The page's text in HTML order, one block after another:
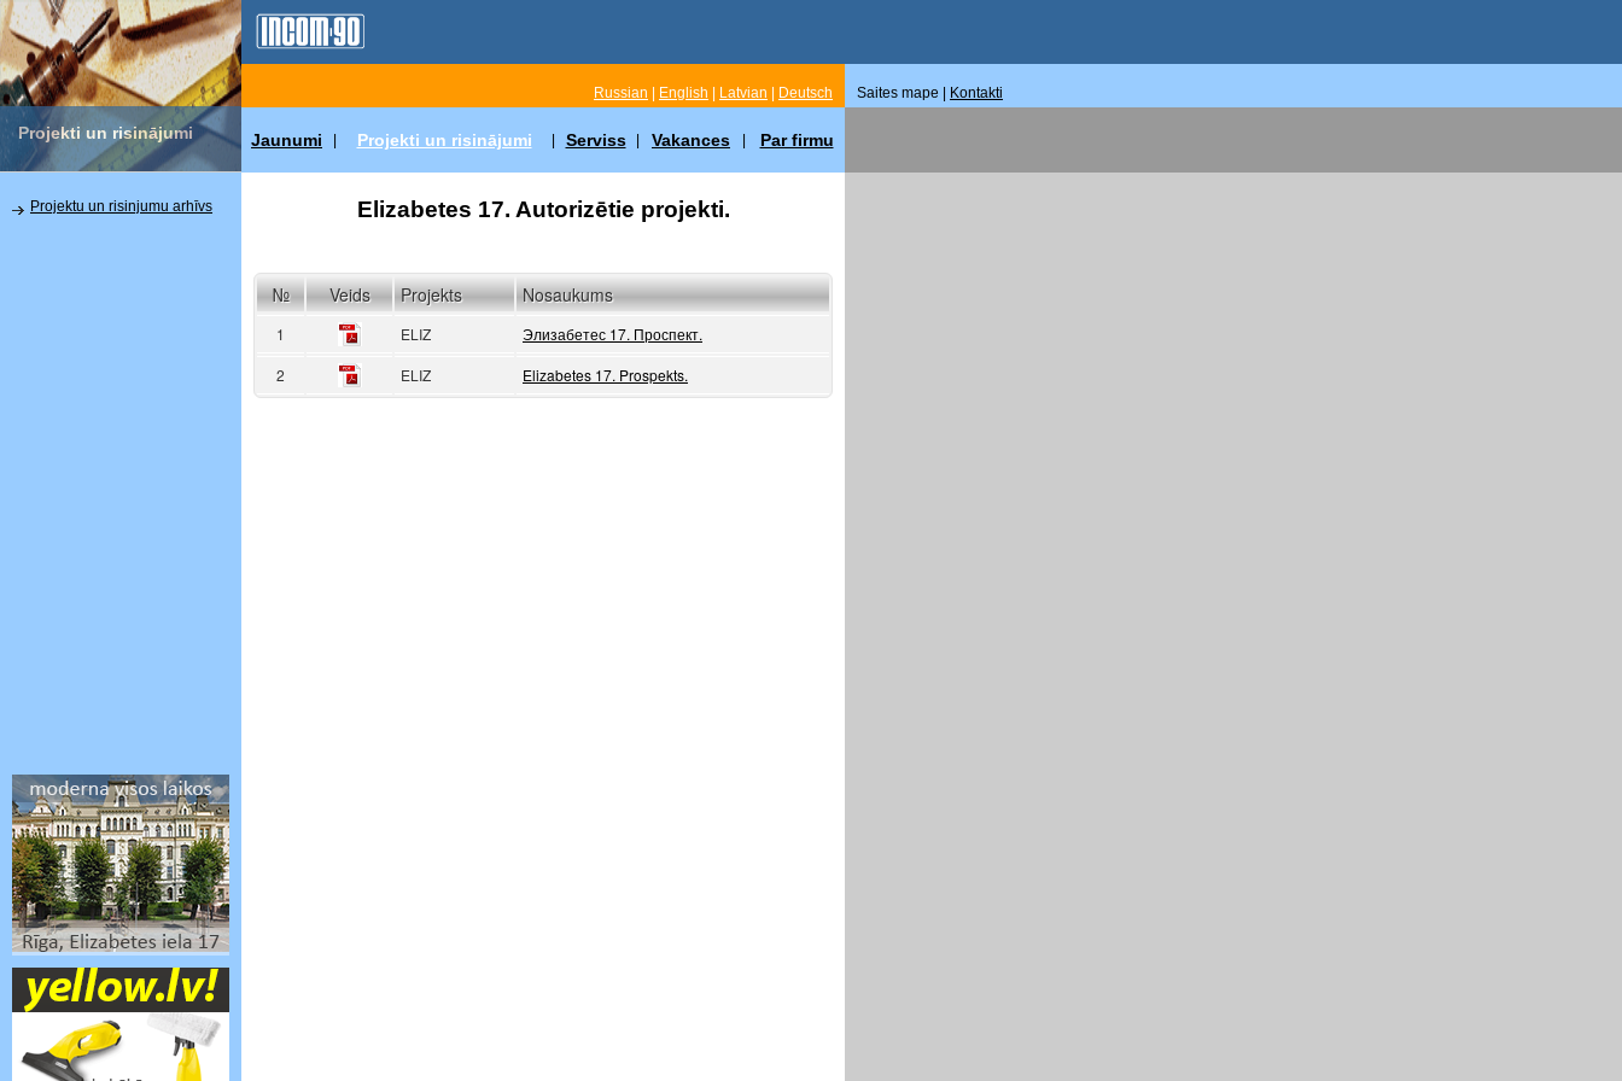
Projekti un risinājumi
Russian English Latvian Deutsch Saites mape | Kontakti
Jaunumi Projekti un risinājumi Serviss Vakances Par firmu
Projektu un risinjumu arhīvs Elizabetes 17. Autorizētie projekti.
№ Veids Projekts Nosaukums
1 ELIZ
Элизабетес 17. Проспект.
2
ELIZ Elizabetes 17. Prospekts.